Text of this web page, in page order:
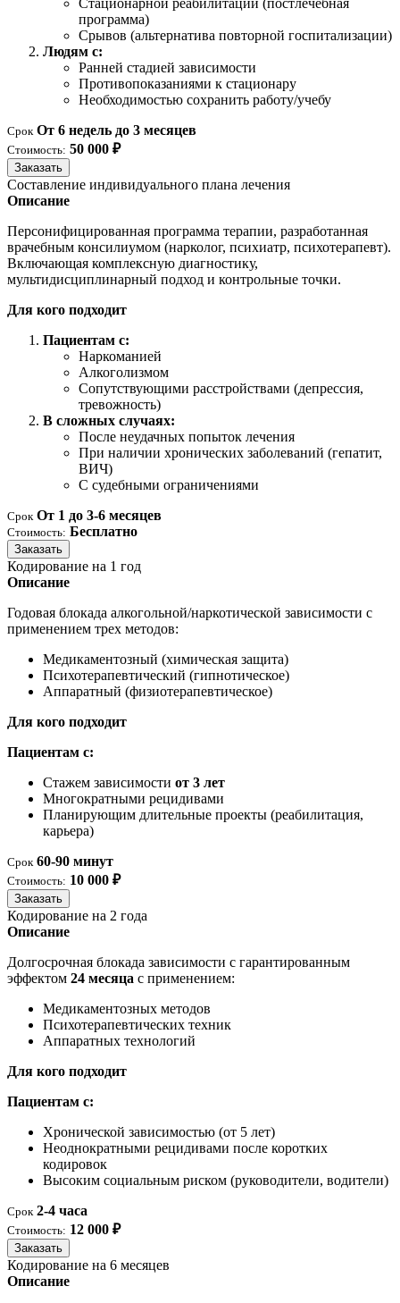
Стационарной реабилитации (постлечебная
программа)
Срывов (альтернатива повторной госпитализации)
Людям с:
Ранней стадией зависимости
Противопоказаниями к стационару
Необходимостью сохранить работу/учебу
Срок От 6 недель до 3 месяцев
Стоимость: 50 000 ₽
Заказать
Составление индивидуального плана лечения
Описание
Персонифицированная программа терапии, разработанная
врачебным консилиумом (нарколог, психиатр, психотерапевт).
Включающая комплексную диагностику,
мультидисциплинарный подход и контрольные точки.
Для кого подходит
Пациентам с:
Наркоманией
Алкоголизмом
Сопутствующими расстройствами (депрессия,
тревожность)
В сложных случаях:
После неудачных попыток лечения
При наличии хронических заболеваний (гепатит,
ВИЧ)
С судебными ограничениями
Срок От 1 до 3-6 месяцев
Стоимость: Бесплатно
Заказать
Кодирование на 1 год
Описание
Годовая блокада алкогольной/наркотической зависимости с
применением трех методов:
Медикаментозный (химическая защита)
Психотерапевтический (гипнотическое)
Аппаратный (физиотерапевтическое)
Для кого подходит
Пациентам с:
Стажем зависимости от 3 лет
Многократными рецидивами
Планирующим длительные проекты (реабилитация,
карьера)
Срок 60-90 минут
Стоимость: 10 000 ₽
Заказать
Кодирование на 2 года
Описание
Долгосрочная блокада зависимости с гарантированным
эффектом 24 месяца с применением:
Медикаментозных методов
Психотерапевтических техник
Аппаратных технологий
Для кого подходит
Пациентам с:
Хронической зависимостью (от 5 лет)
Неоднократными рецидивами после коротких
кодировок
Высоким социальным риском (руководители, водители)
Срок 2-4 часа
Стоимость: 12 000 ₽
Заказать
Кодирование на 6 месяцев
Описание